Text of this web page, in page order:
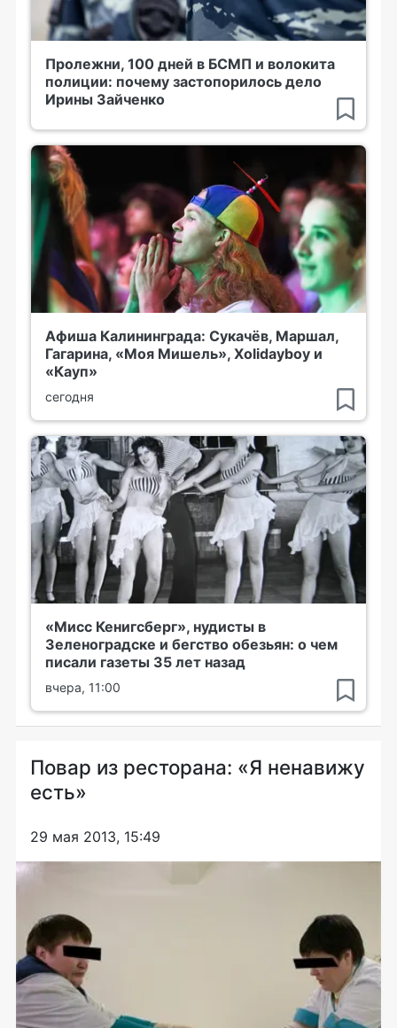
Пролежни, 100 дней в БСМП и волокита
полиции: почему застопорилось дело
Ирины Зайченко
Афиша Калининграда: Сукачёв, Маршал,
Гагарина, «Моя Мишель», Xolidayboy и
«Кауп»
сегодня
«Мисс Кенигсберг», нудисты в
Зеленоградске и бегство обезьян: о чем
писали газеты 35 лет назад
вчера, 11:00
Повар из ресторана: «Я ненавижу
есть»
29 мая 2013, 15:49